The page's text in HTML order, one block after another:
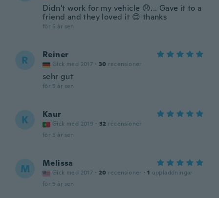
Didn't work for my vehicle 😞... Gave it to a
friend and they loved it 😊 thanks
för 5 år sen
R Reiner
Gick med 2017 · 30 recensioner
sehr gut
för 5 år sen
K Kaur
Gick med 2019 · 32 recensioner
för 5 år sen
M Melissa
Gick med 2017 · 20 recensioner · 1 uppladdningar
för 5 år sen